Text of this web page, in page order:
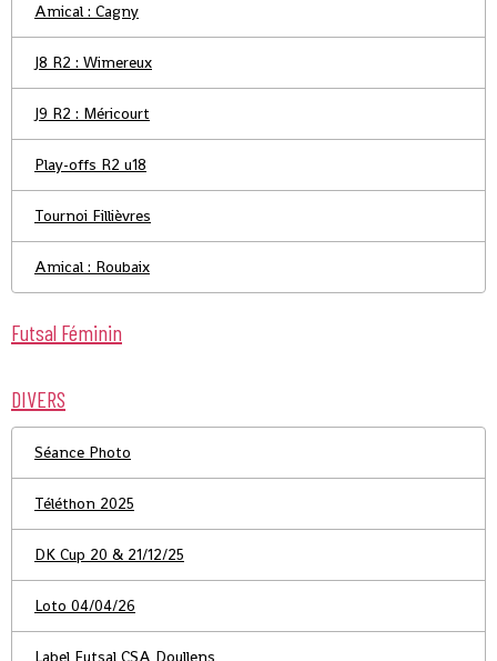
Amical : Cagny
J8 R2 : Wimereux
J9 R2 : Méricourt
Play-offs R2 u18
Tournoi Fillièvres
Amical : Roubaix
Futsal Féminin
DIVERS
Séance Photo
Téléthon 2025
DK Cup 20 & 21/12/25
Loto 04/04/26
Label Futsal CSA Doullens